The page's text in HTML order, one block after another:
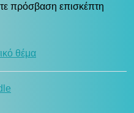
πρόσβαση επισκέπτη
θέμα